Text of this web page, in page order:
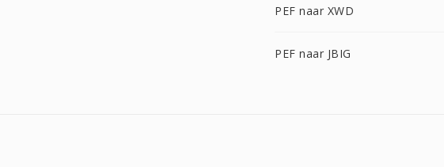
PEF naar XWD
PEF naar JBIG